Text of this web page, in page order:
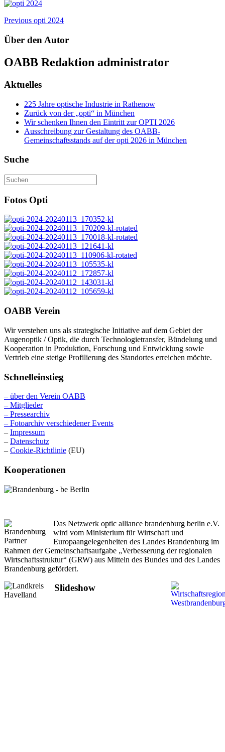
Beitragsnavigation
Previous opti 2024
Über den Autor
OABB Redaktion administrator
Aktuelles
225 Jahre optische Industrie in Rathenow
Zurück von der „opti“ in München
Wir schenken Ihnen den Eintritt zur OPTI 2026
Ausschreibung zur Gestaltung des OABB-
Gemeinschaftsstands auf der opti 2026 in München
Suche
Fotos Opti
OABB Verein
Wir verstehen uns als strategische Initiative auf dem Gebiet der
Augenoptik / Optik, die durch Technologietransfer, Bündelung und
Kooperation in Produktion, Forschung und Entwicklung sowie
Vertrieb eine stetige Profilierung des Standortes erreichen möchte.
Schnelleinstieg
– über den Verein OABB
– Mitglieder
– Pressearchiv
– Fotoarchiv verschiedener Events
– Impressum
– Datenschutz
– Cookie-Richtlinie (EU)
Kooperationen
Das Netzwerk optic alliance brandenburg berlin e.V.
wird vom Ministerium für Wirtschaft und
Europaangelegenheiten des Landes Brandenburg im
Rahmen der Gemeinschaftsaufgabe „Verbesserung der regionalen
Wirtschaftsstruktur“ (GRW) aus Mitteln des Bundes und des Landes
Brandenburg gefördert.
Slideshow